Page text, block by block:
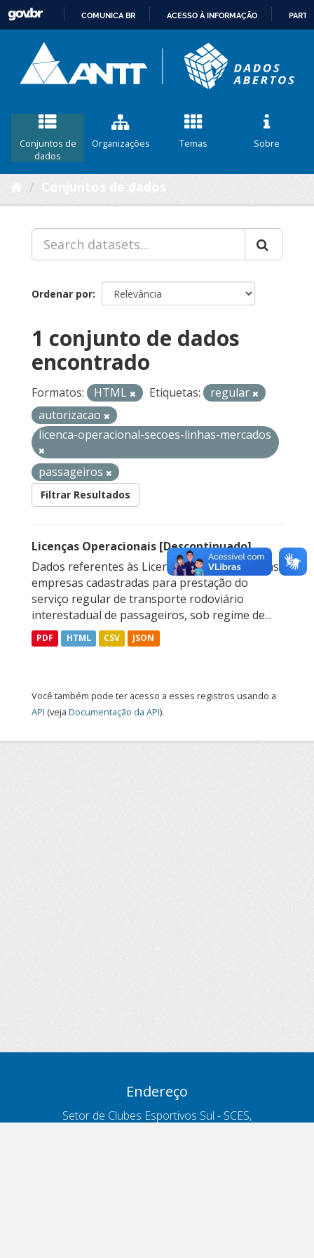
CONTEÚDO
COMUNICA BR ACESSO À INFORMAÇÃO
Conjuntos de
dados
Organizações Temas Sobre
Ordenar por
1 conjunto de dados
encontrado
Formatos: HTML Etiquetas:
regular
autorizacao
licenca-operacional-secoes-linhas-mercados
passageiros
Filtrar Resultados
Licenças Operacionais [Descontinuado]
Dados referentes às Licenças Operacionais das
empresas cadastradas para prestação do
serviço regular de transporte rodoviário
interestadual de passageiros, sob regime de...
PDF HTML CSV JSON
Você também pode ter acesso a esses registros usando a
API (veja Documentação da API).
Endereço
Setor de Clubes Esportivos Sul - SCES,